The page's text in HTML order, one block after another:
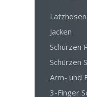
Latzhosen
Jacken
Schürzen
Schürzen
Arm- und
3-Finger